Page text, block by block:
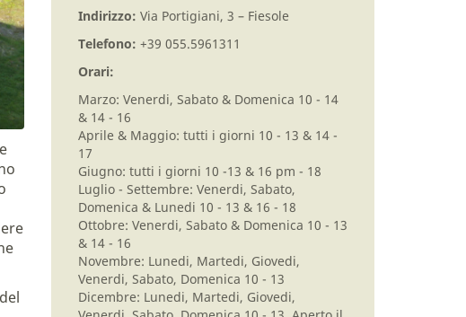
Indirizzo: Via Portigiani, 3 – Fiesole
Telefono: +39 055.5961311
Orari:
Marzo: Venerdi, Sabato & Domenica 10 - 14
& 14 - 16
Aprile & Maggio: tutti i giorni 10 - 13 & 14 -
17
Giugno: tutti i giorni 10 -13 & 16 pm - 18
Luglio - Settembre: Venerdi, Sabato,
Domenica & Lunedi 10 - 13 & 16 - 18
Ottobre: Venerdi, Sabato & Domenica 10 - 13
& 14 - 16
Novembre: Lunedi, Martedi, Giovedi,
Venerdi, Sabato, Domenica 10 - 13
Dicembre: Lunedi, Martedi, Giovedi,